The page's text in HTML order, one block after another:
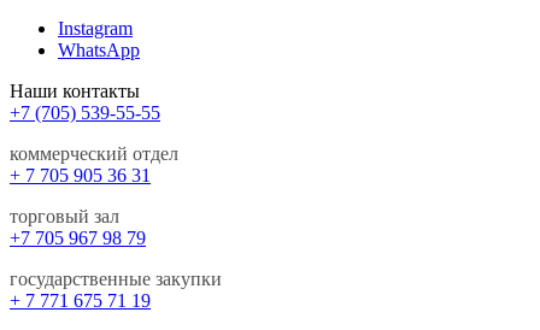
Instagram
WhatsApp
Наши контакты
+7 (705) 539-55-55
коммерческий отдел
+ 7 705 905 36 31
торговый зал
+7 705 967 98 79
государственные закупки
+ 7 771 675 71 19